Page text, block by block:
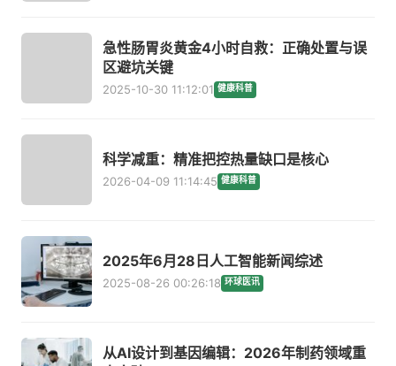
急性肠胃炎黄金4小时自救：正确处置与误
区避坑关键
2025-10-30 11:12:01 健康科普
科学减重：精准把控热量缺口是核心
2026-04-09 11:14:45 健康科普
2025年6月28日人工智能新闻综述
2025-08-26 00:26:18 环球医讯
从AI设计到基因编辑：2026年制药领域重